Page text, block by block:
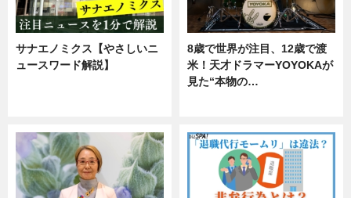
サナエノミクス【やさしいニ
ュースワード解説】
8歳で世界が注目、12歳で渡
米！天才ドラマーYOYOKAが
見た“本物の…